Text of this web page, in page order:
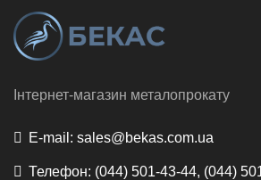
Інтернет-магазин металопрокату
E-mail: sales@bekas.com.ua
Телефон: (044) 501-43-44, (044)